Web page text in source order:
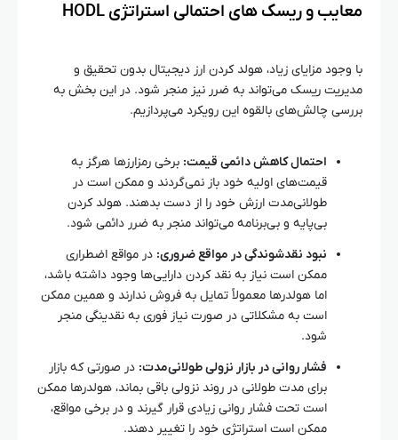
معایب و ریسک‌ های احتمالی استراتژی HODL
با وجود مزایای زیاد، هولد کردن ارز دیجیتال بدون تحقیق و
مدیریت ریسک می‌تواند به ضرر نیز منجر شود. در این بخش به
بررسی چالش‌های بالقوه این رویکرد می‌پردازیم.
احتمال کاهش دائمی قیمت: برخی رمزارزها هرگز به
قیمت‌های اولیه خود باز نمی‌گردند و ممکن است در
طولانی‌مدت ارزش خود را از دست بدهند. هولد کردن
بی‌پایه و بی‌برنامه می‌تواند منجر به ضرر دائمی شود.
نبود نقدشوندگی در مواقع ضروری: در مواقع اضطراری
ممکن است نیاز به نقد کردن دارایی‌ها وجود داشته باشد،
اما هولدرها معمولاً تمایل به فروش ندارند و همین ممکن
است به مشکلاتی در صورت نیاز فوری به نقدینگی منجر
شود.
فشار روانی در بازار نزولی طولانی‌مدت: در صورتی که بازار
برای مدت طولانی در روند نزولی باقی بماند، هولدرها ممکن
است تحت فشار روانی زیادی قرار گیرند و در برخی مواقع،
ممکن است استراتژی خود را تغییر دهند.